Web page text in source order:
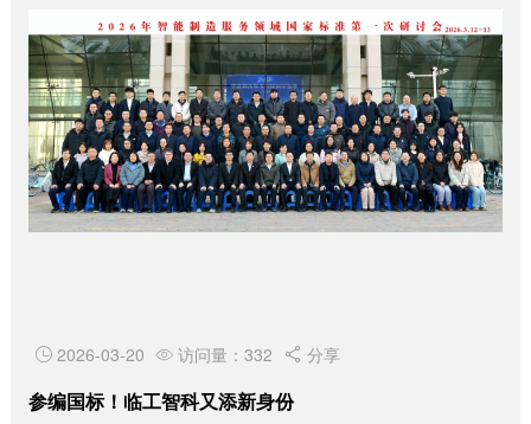
 2026-03-20  访问量：332  分享
参编国标！临工智科又添新身份